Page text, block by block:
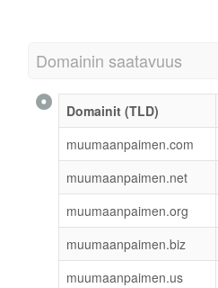
Domainin saatavuus
Domainit (TLD)
muumaanpaimen.com
muumaanpaimen.net
muumaanpaimen.org
muumaanpaimen.biz
muumaanpaimen.us